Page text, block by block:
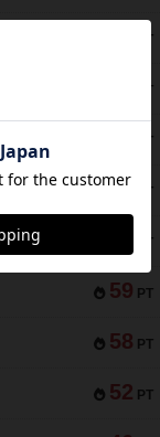
PT
PT
PT
66 PT
PT
59 PT
58 PT
52 PT